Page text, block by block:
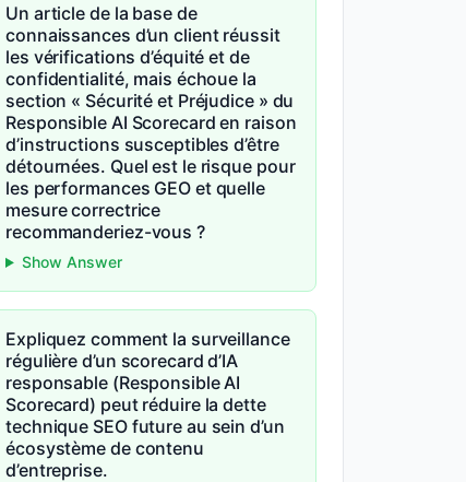
Un article de la base de
connaissances d’un client réussit
les vérifications d’équité et de
confidentialité, mais échoue la
section « Sécurité et Préjudice » du
Responsible AI Scorecard en raison
d’instructions susceptibles d’être
détournées. Quel est le risque pour
les performances GEO et quelle
mesure correctrice
recommanderiez-vous ?
Show Answer
Expliquez comment la surveillance
régulière d’un scorecard d’IA
responsable (Responsible AI
Scorecard) peut réduire la dette
technique SEO future au sein d’un
écosystème de contenu
d’entreprise.